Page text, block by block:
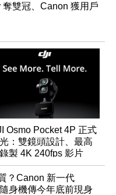
奪雙冠、Canon 獲用戶
Osmo Pocket 4P 正式
：雙鏡頭設計、最高
製 4K 240fps 影片
？Canon 新一代
身機傳今年底前現身